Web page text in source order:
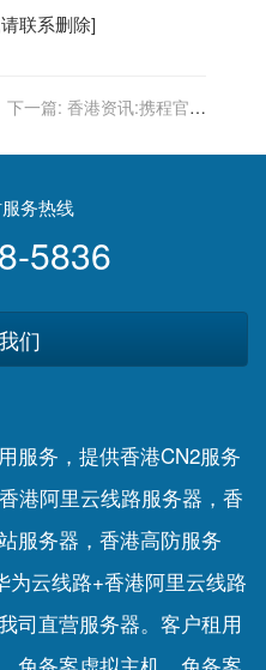
联系删除]
下一篇: 香港资讯:携程官方
线
务热线
5836
们
服务，提供香港CN2服务
港阿里云线路服务器，香
服务器，香港高防服务
为云线路+香港阿里云线路
司直营服务器。客户租用